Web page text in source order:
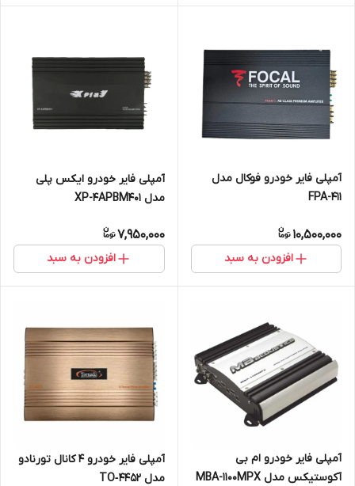
آمپلی فایر خودرو فوکال مدل
FPA-411
10,500,000
افزودن به سبد
آمپلی فایر خودرو ایکس پلی
مدل XP-4APBM401
7,950,000
افزودن به سبد
آمپلی‌ فایر خودرو ام‌ بی
آکوستیکس مدل MBA-1100MPX
آمپلی فایر خودرو 4 کانال تورنادو
مدل TO‑4452